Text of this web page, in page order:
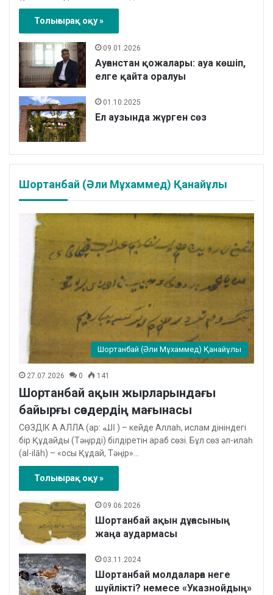
Толығырақ оқу »
09.01.2026
Ауғанстан қожалары: ауа көшіп,
елге қайта оралуы
01.10.2025
Ел аузында жүрген сөз
Шортанбай (Әли Мұхаммед) Қанайұлы
Шортанбай (Әли Мұхаммед) Қанайұлы
27.07.2026 0 141
Шортанбай ақын жырларындағы
байырғы сөздердің мағынасы
СӨЗДІК А АЛЛА (ар: الله ‎) – кейде Аллаһ, ислам дініндегі
бiр Құдайды (Тәңірді) бiлдiретiн араб сөзi. Бұл сөз әл-илаһ
(al-ilāh) – «осы Құдай, Тәңір»…
Толығырақ оқу »
09.06.2026
Шортанбай ақын дұғасының
жаңа аудармасы
03.11.2024
Шортанбай молдаларға неге
шүйлікті? немесе «Указнойдың»